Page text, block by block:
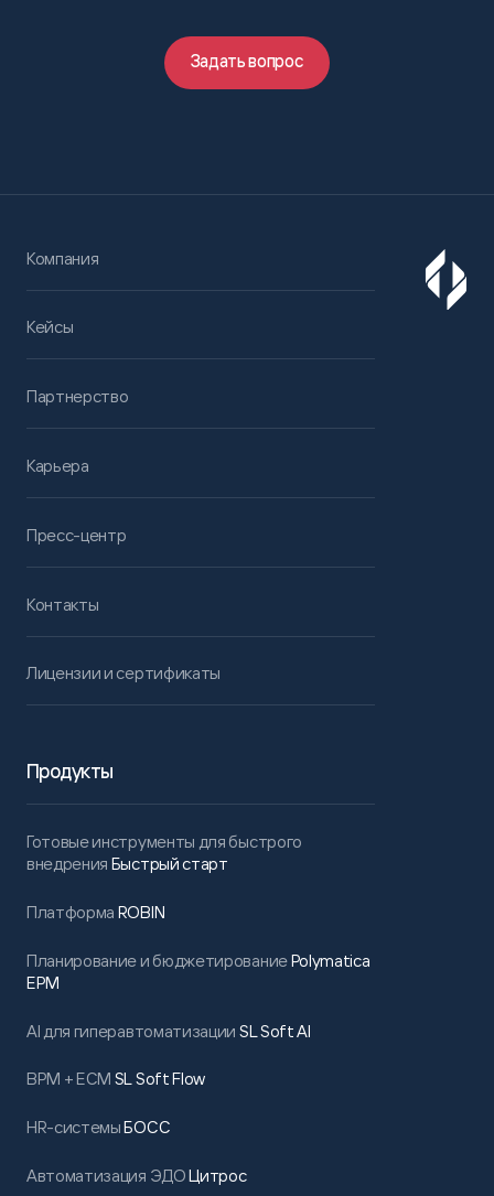
Задать вопрос
Компания
Кейсы
Партнерство
Карьера
Пресс-центр
Контакты
Лицензии и сертификаты
Продукты
Готовые инструменты для быстрого
внедрения Быстрый старт
Платформа ROBIN
Планирование и бюджетированиеPolymatica
EPM
AI для гиперавтоматизации SL Soft AI
BPM + ECM SL Soft Flow
HR-системыБОСС
Автоматизация ЭДОЦитрос